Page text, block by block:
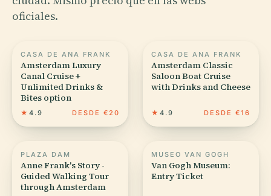
oficiales.
CASA DE ANA FRANK
Amsterdam Luxury
Canal Cruise +
Unlimited Drinks &
Bites option
★ 4.9 DESDE €20
CASA DE ANA FRANK
Amsterdam Classic
Saloon Boat Cruise
with Drinks and Cheese
★ 4.9 DESDE €16
PLAZA DAM
Anne Frank's Story -
Guided Walking Tour
through Amsterdam
MUSEO VAN GOGH
Van Gogh Museum:
Entry Ticket